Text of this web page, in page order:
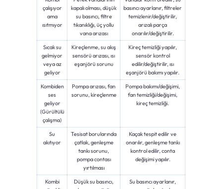
çalışıyor
ama
ısıtmıyor
kapalı olması, düşük
su basıncı, filtre
tıkanıklığı, üç yollu
vana arızası
basıncı ayarlanır, filtreler
temizlenir/değiştirilir,
arızalı parça
onarılır/değiştirilir.
Sıcak su
gelmiyor
veya az
geliyor
Kireçlenme, su akış
sensörü arızası, ısı
eşanjörü sorunu
Kireç temizliği yapılır,
sensör kontrol
edilir/değiştirilir, ısı
eşanjörü bakımı yapılır.
Kombiden
ses
geliyor
(Gürültülü
çalışma)
Pompa arızası, fan
sorunu, kireçlenme
Pompa bakımı/değişimi,
fan temizliği/değişimi,
kireç temizliği.
Su
akıtıyor
Tesisat borularında
çatlak, genleşme
tankı sorunu,
pompa contası
yırtılması
Kaçak tespit edilir ve
onarılır, genleşme tankı
kontrol edilir, conta
değişimi yapılır.
Kombi
Düşük su basıncı,
Su basıncı ayarlanır,